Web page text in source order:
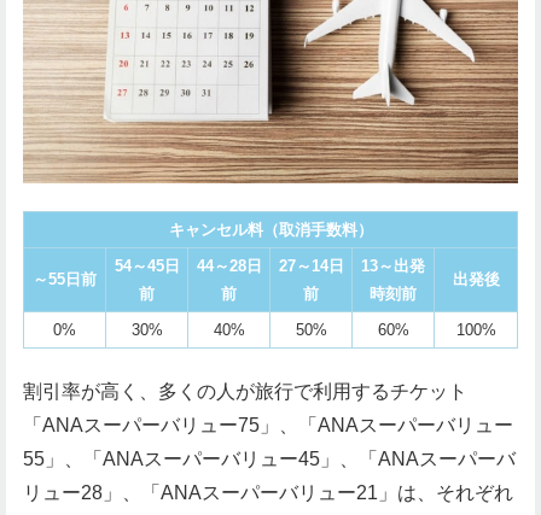
キャンセル料（取消手数料）
～55日前
54～45日
前
44～28日
前
27～14日
前
13～出発
時刻前
出発後
0% 30% 40% 50% 60% 100%
割引率が高く、多くの人が旅行で利用するチケット
「ANAスーパーバリュー75」、「ANAスーパーバリュー
55」、「ANAスーパーバリュー45」、「ANAスーパーバ
リュー28」、「ANAスーパーバリュー21」は、それぞれ